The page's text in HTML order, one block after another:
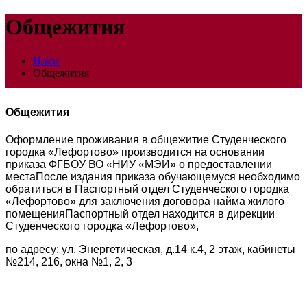
Общежития
Home
Общежития
Общежития
Оформление проживания в общежитие Студенческого
городка «Лефортово» производится на основании
приказа ФГБОУ ВО «НИУ «МЭИ» о предоставлении
местаПосле издания приказа обучающемуся необходимо
обратиться в Паспортный отдел Студенческого городка
«Лефортово» для заключения договора найма жилого
помещенияПаспортный отдел находится в дирекции
Студенческого городка «Лефортово»,
по адресу: ул. Энергетическая, д.14 к.4, 2 этаж, кабинеты
№214, 216, окна №1, 2, 3